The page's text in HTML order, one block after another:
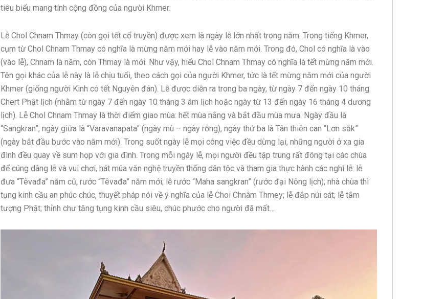
tiêu biểu mang tính cộng đồng của người Khmer.
Lễ Chol Chnam Thmay (còn gọi tết cổ truyền) được xem là ngày lễ lớn nhất trong năm. Trong tiếng Khmer,
cụm từ Chol Chnam Thmay có nghĩa là mừng năm mới hay lễ vào năm mới. Trong đó, Chol có nghĩa là vào
(vào lễ), Chnam là năm, còn Thmay là mới. Như vậy, hiểu Chol Chnam Thmay có nghĩa là tết mừng năm mới.
Tên gọi khác của lễ này là lễ chịu tuổi, theo cách gọi của người Khmer, tức là tết mừng năm mới của người
Khmer (giống người Kinh có tết Nguyên đán). Lễ được diễn ra trong ba ngày, từ ngày 7 đến ngày 10 tháng
Chert Phật lịch (nhằm từ ngày 7 đến ngày 10 tháng 3 âm lịch hoặc ngày từ 13 đến ngày 16 tháng 4 dương
lịch). Lễ Chol Chnam Thmay là thời điểm giao mùa: hết mùa nắng và bắt đầu mùa mưa. Ngày đầu là
“Sangkran”, ngày giữa là “Varavanapata” (ngày mù – ngày rỗng), ngày thứ ba là Tân thiên can “Lơn săk”
(ngày bắt đầu bước vào năm mới). Trong suốt ngày lễ mọi công việc đều dừng lại, những người ở xa gia
đình đều quay về sum họp với gia đình. Trong mỗi ngày lễ, mọi người đều tập trung rất đông tại các chùa
để cúng dâng lễ và vui chơi, hát múa văn nghệ truyền thống dân tộc và tham gia thực hành các nghi lễ: lễ
đưa “Têvađa” năm cũ, rước “Têvađa” năm mới; lễ rước “Maha sangkran” (rước đại Nông lịch); nhà chùa thì
tụng kinh cầu an phúc chúc, thuyết pháp nói về ý nghĩa của lễ Choi Chnâm Thmey; lễ đắp núi cát; lễ tắm
tượng Phật; thỉnh chư tăng tụng kinh cầu siêu, chúc phước cho người đã mất…